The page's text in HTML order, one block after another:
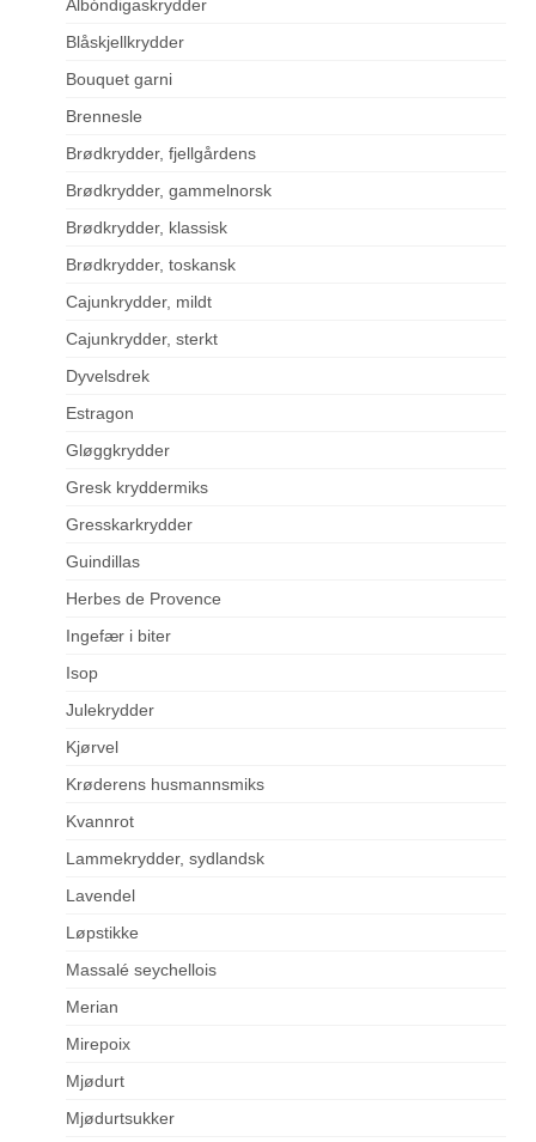
Albóndigaskrydder
Blåskjellkrydder
Bouquet garni
Brennesle
Brødkrydder, fjellgårdens
Brødkrydder, gammelnorsk
Brødkrydder, klassisk
Brødkrydder, toskansk
Cajunkrydder, mildt
Cajunkrydder, sterkt
Dyvelsdrek
Estragon
Gløggkrydder
Gresk kryddermiks
Gresskarkrydder
Guindillas
Herbes de Provence
Ingefær i biter
Isop
Julekrydder
Kjørvel
Krøderens husmannsmiks
Kvannrot
Lammekrydder, sydlandsk
Lavendel
Løpstikke
Massalé seychellois
Merian
Mirepoix
Mjødurt
Mjødurtsukker